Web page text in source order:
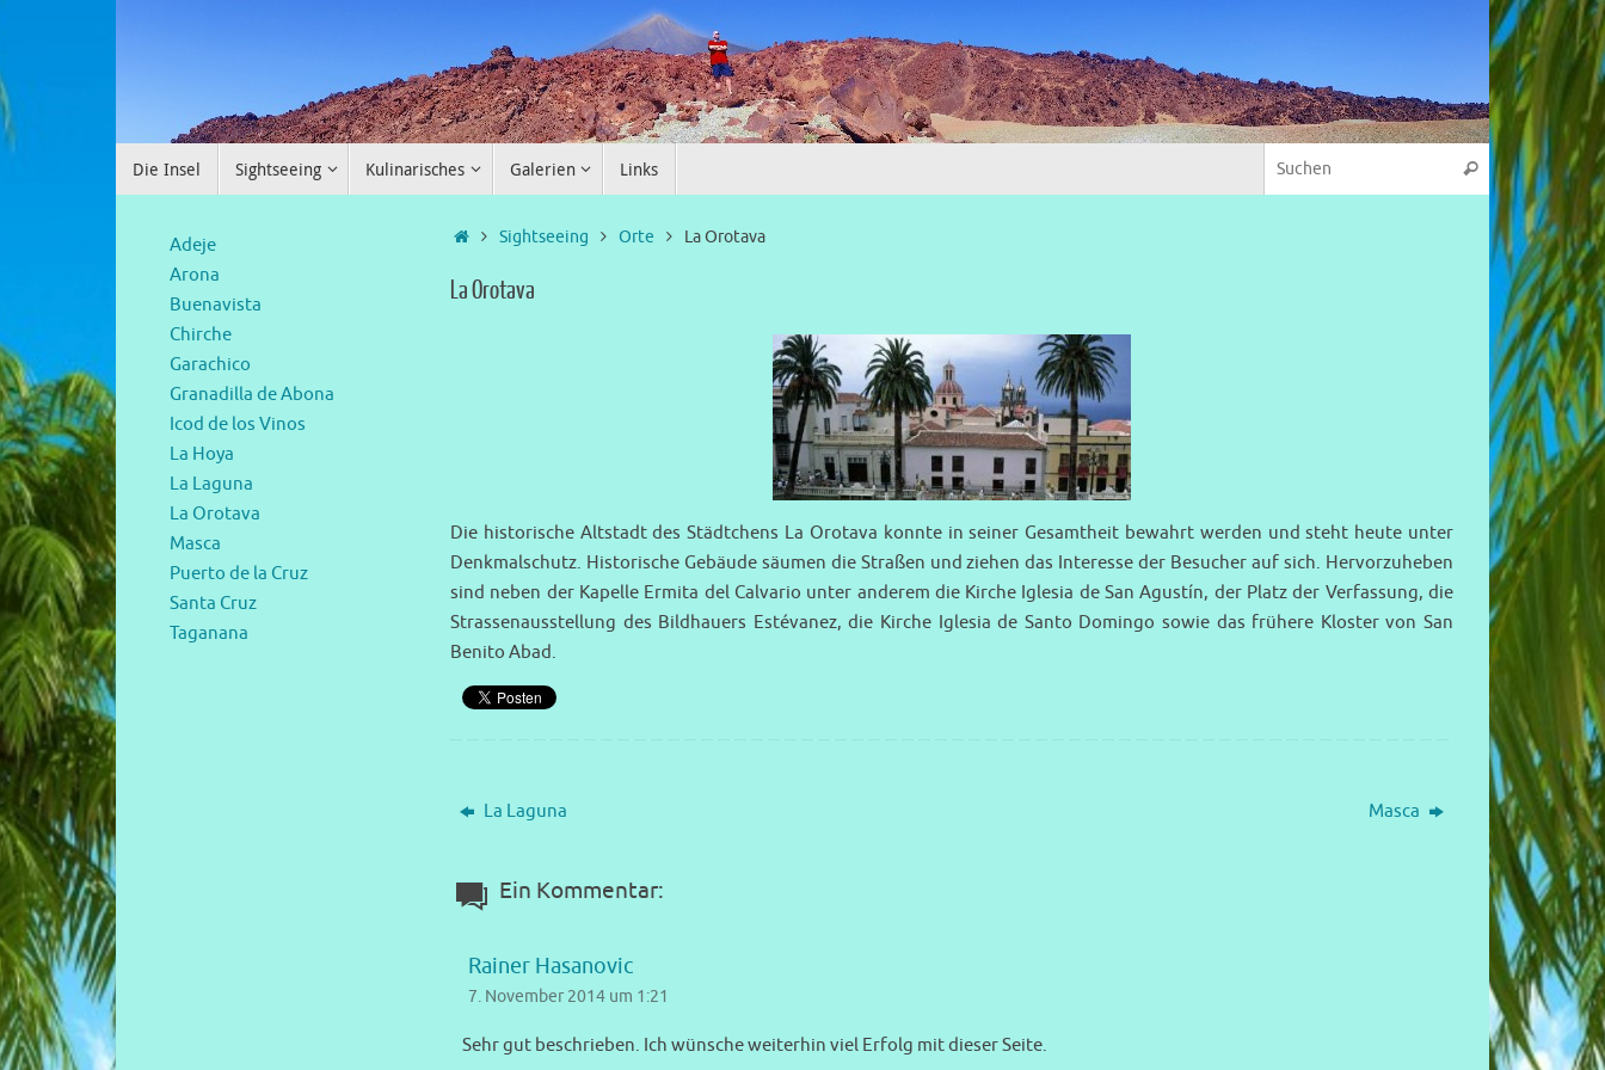
Die Insel Sightseeing Kulinarisches Galerien Links
Sightseeing Orte La Orotava
La Orotava
Die historische Altstadt des Städtchens La Orotava konnte in seiner Gesamtheit bewahrt werden und steht heute unter
Denkmalschutz. Historische Gebäude säumen die Straßen und ziehen das Interesse der Besucher auf sich. Hervorzuheben
sind neben der Kapelle Ermita del Calvario unter anderem die Kirche Iglesia de San Agustín, der Platz der Verfassung, die
Strassenausstellung des Bildhauers Estévanez, die Kirche Iglesia de Santo Domingo sowie das frühere Kloster von San
Benito Abad.
La Laguna Masca
Ein Kommentar:
Rainer Hasanovic
7. November 2014 um 1:21
Sehr gut beschrieben. Ich wünsche weiterhin viel Erfolg mit dieser Seite.
Adeje
Arona
Buenavista
Chirche
Garachico
Granadilla de Abona
Icod de los Vinos
La Hoya
La Laguna
La Orotava
Masca
Puerto de la Cruz
Santa Cruz
Taganana